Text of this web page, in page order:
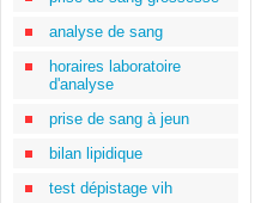
analyse de sang
horaires laboratoire
d'analyse
prise de sang à jeun
bilan lipidique
test dépistage vih